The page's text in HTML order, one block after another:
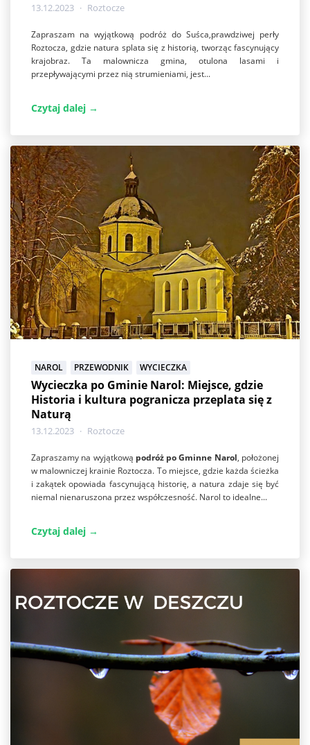
13.12.2023 Roztocze
Zapraszam na wyjątkową podróż do Suśca,prawdziwej perły
Roztocza, gdzie natura splata się z historią, tworząc fascynujący
krajobraz. Ta malownicza gmina, otulona lasami i
przepływającymi przez nią strumieniami, jest...
Czytaj dalej →
NAROL PRZEWODNIK WYCIECZKA
Wycieczka po Gminie Narol: Miejsce, gdzie
Historia i kultura pogranicza przeplata się z
Naturą
13.12.2023 Roztocze
Zapraszamy na wyjątkową podróż po Gminne Narol, położonej
w malowniczej krainie Roztocza. To miejsce, gdzie każda ścieżka
i zakątek opowiada fascynującą historię, a natura zdaje się być
niemal nienaruszona przez współczesność. Narol to idealne...
Czytaj dalej →